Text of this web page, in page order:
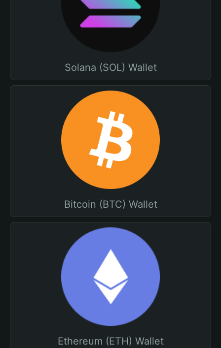
Solana (SOL) Wallet
Bitcoin (BTC) Wallet
Ethereum (ETH) Wallet